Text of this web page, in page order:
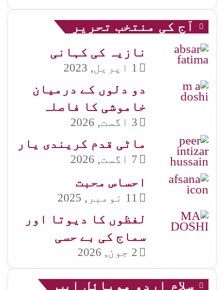
آج کی منتخب تحریر
نازیہ کی کہانی
1 اپریل, 2023
دو دلوں کے درمیان
خاموشی کا فاصلہ
3 اگست, 2026
ماٹی قدم کریندی یار
7 اگست, 2026
احساس محبت
11 نومبر, 2025
لفظوں کا دیوتا اور
سماج کی بے حسی
2 جون, 2026
سلام اردو موبائل ایپ